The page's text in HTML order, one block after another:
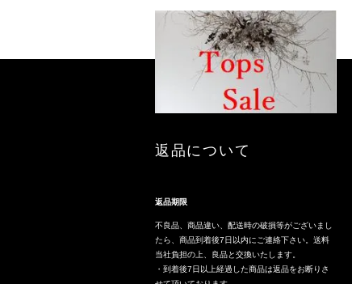
返品について
返品期限
不良品、商品違い、配送時の破損等がございまし
たら、商品到着後7日以内にご連絡下さい。送料
当社負担の上、良品と交換いたします。
・到着後7日以上経過した商品は返品をお断りさ